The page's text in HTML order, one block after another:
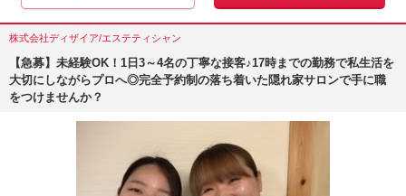
株式会社ディザイア/エステティシャン
【急募】未経験OK！1日3～4名の丁寧な接客♪17時までの勤務で私生活を
大切にしながらプロへ◎完全予約制の落ち着いた隠れ家サロンで手に職
をつけませんか？